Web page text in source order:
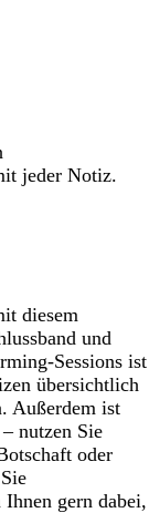
jeder Notiz.
diesem
und
Sessions ist
übersichtlich
Außerdem ist
nutzen Sie
oder
gern dabei,